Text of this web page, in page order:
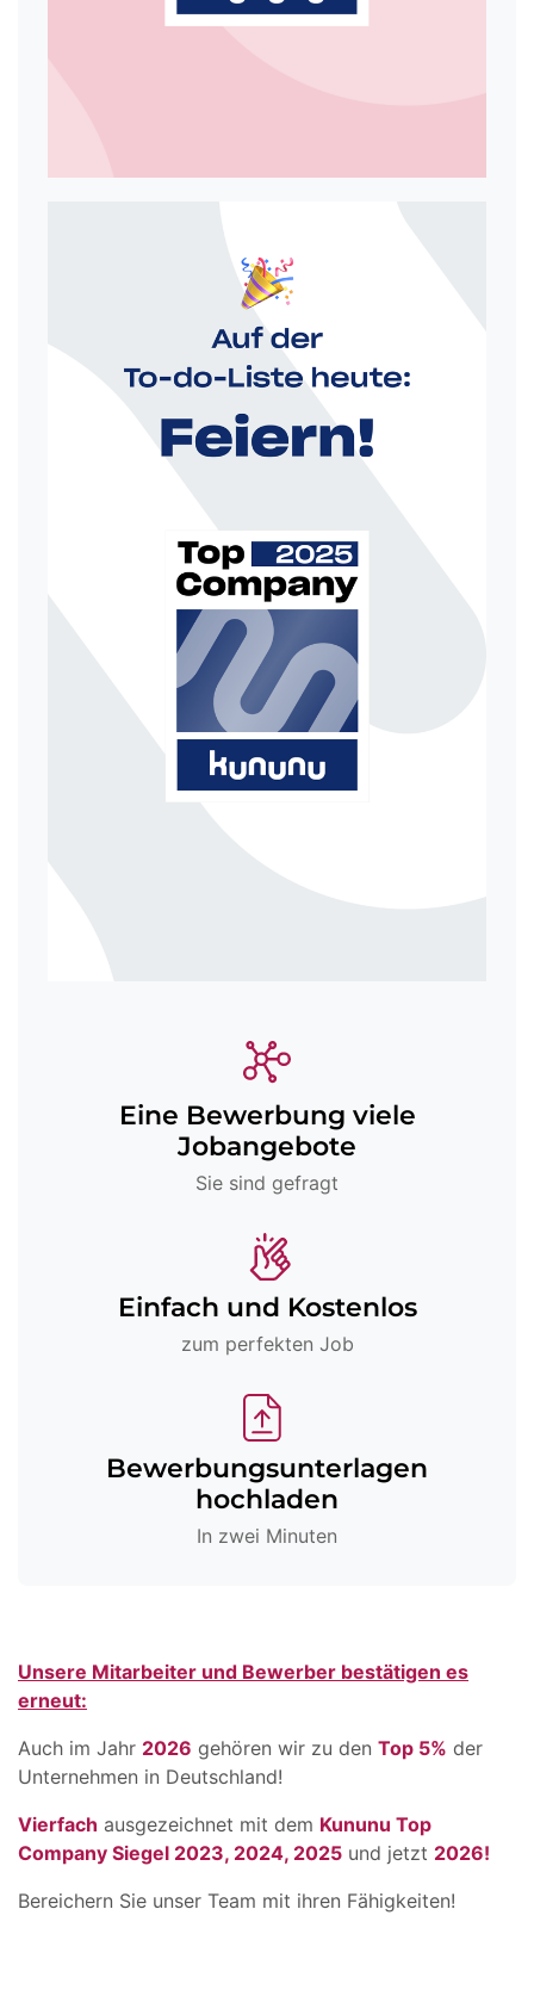
Eine Bewerbung viele
Jobangebote
Sie sind gefragt
Einfach und Kostenlos
zum perfekten Job
Bewerbungsunterlagen
hochladen
In zwei Minuten
Unsere Mitarbeiter und Bewerber bestätigen es
erneut:
Auch im Jahr 2026 gehören wir zu den Top 5% der
Unternehmen in Deutschland!
Vierfach ausgezeichnet mit dem Kununu Top
Company Siegel 2023, 2024, 2025 und jetzt 2026!
Bereichern Sie unser Team mit ihren Fähigkeiten!